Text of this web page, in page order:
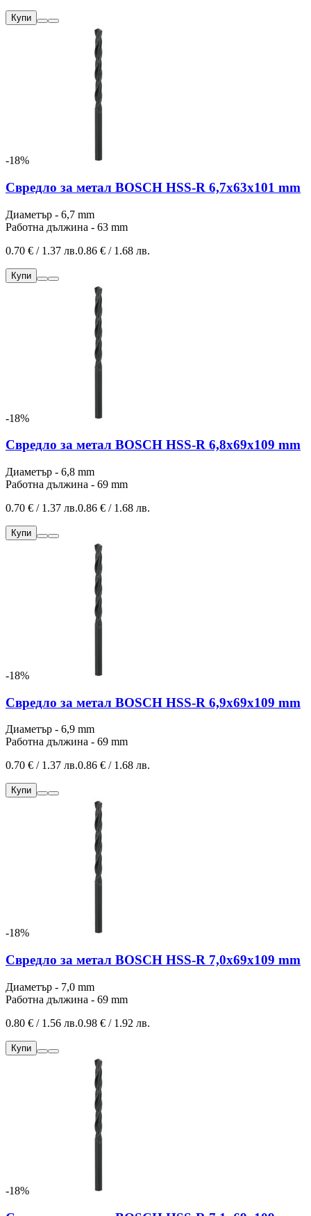
Купи
-18%
Свредло за метал BOSCH HSS-R 6,7x63x101 mm
Диаметър - 6,7 mm
Работна дължина - 63 mm
0.70 € / 1.37 лв.0.86 € / 1.68 лв.
Купи
-18%
Свредло за метал BOSCH HSS-R 6,8x69x109 mm
Диаметър - 6,8 mm
Работна дължина - 69 mm
0.70 € / 1.37 лв.0.86 € / 1.68 лв.
Купи
-18%
Свредло за метал BOSCH HSS-R 6,9x69x109 mm
Диаметър - 6,9 mm
Работна дължина - 69 mm
0.70 € / 1.37 лв.0.86 € / 1.68 лв.
Купи
-18%
Свредло за метал BOSCH HSS-R 7,0x69x109 mm
Диаметър - 7,0 mm
Работна дължина - 69 mm
0.80 € / 1.56 лв.0.98 € / 1.92 лв.
Купи
-18%